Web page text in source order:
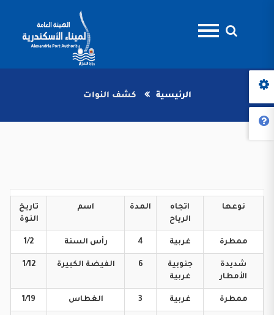
الرئيسية كشف النوات
نوعها
اتجاه
الرياح
المدة اسم
تاريخ
النوة
ممطرة غربية 4 رأس السنة 1/2
شديدة
الأمطار
جنوبية
غربية
6 الفيضة الكبيرة 1/12
ممطرة غربية 3 الغطاس 1/19